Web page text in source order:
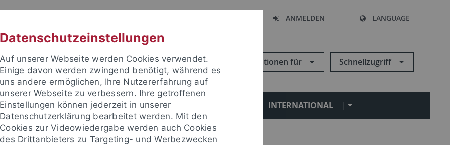
ANMELDEN LANGUAGE
Informationen für Schnellzugriff
FORSCHUNG EINRICHTUNGEN INTERNATIONAL
Datenschutzeinstellungen
Auf unserer Webseite werden Cookies verwendet.
Einige davon werden zwingend benötigt, während es
uns andere ermöglichen, Ihre Nutzererfahrung auf
unserer Webseite zu verbessern. Ihre getroffenen
Einstellungen können jederzeit in unserer
Datenschutzerklärung bearbeitet werden. Mit den
Cookies zur Videowiedergabe werden auch Cookies
des Drittanbieters zu Targeting- und Werbezwecken